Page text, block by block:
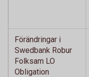
Förändringar i
Swedbank Robur
Folksam LO
Obligation